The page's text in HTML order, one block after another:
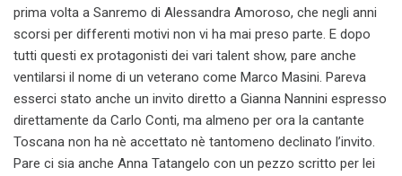
prima volta a Sanremo di Alessandra Amoroso, che negli anni
scorsi per differenti motivi non vi ha mai preso parte. E dopo
tutti questi ex protagonisti dei vari talent show, pare anche
ventilarsi il nome di un veterano come Marco Masini. Pareva
esserci stato anche un invito diretto a Gianna Nannini espresso
direttamente da Carlo Conti, ma almeno per ora la cantante
Toscana non ha nè accettato nè tantomeno declinato l’invito.
Pare ci sia anche Anna Tatangelo con un pezzo scritto per lei